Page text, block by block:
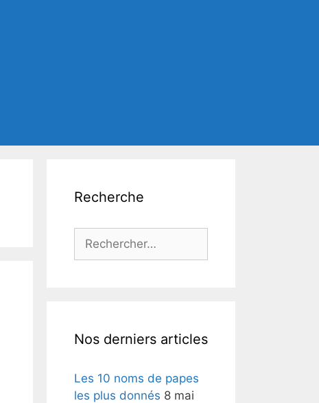
Recherche
Rechercher :
Nos derniers articles
Les 10 noms de papes
les plus donnés 8 mai